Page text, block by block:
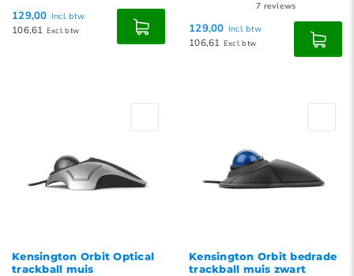
129,00 Incl. btw
106,61 Excl. btw
7 reviews
129,00 Incl. btw
106,61 Excl. btw
Kensington Orbit Optical
trackball muis
Kensington Orbit bedrade
trackball muis zwart